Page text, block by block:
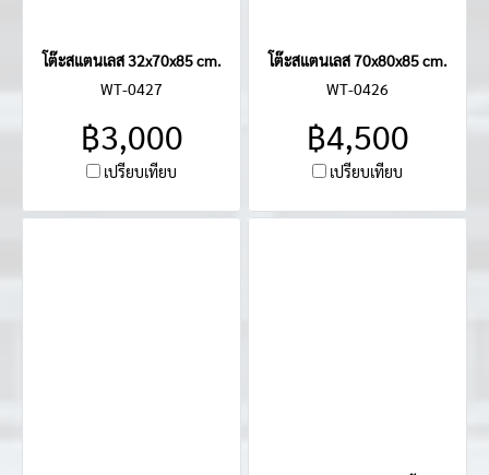
โต๊ะสแตนเลส 32x70x85 cm.
WT-0427
฿3,000
เปรียบเทียบ
โต๊ะสแตนเลส 70x80x85 cm.
WT-0426
฿4,500
เปรียบเทียบ